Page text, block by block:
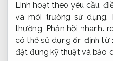
Linh hoạt theo yêu cầu.
và môi trường sử dụng.
thường, Phản hồi nhanh.
có thể sử dụng ổn định từ
đặt đúng kỹ thuật và bảo